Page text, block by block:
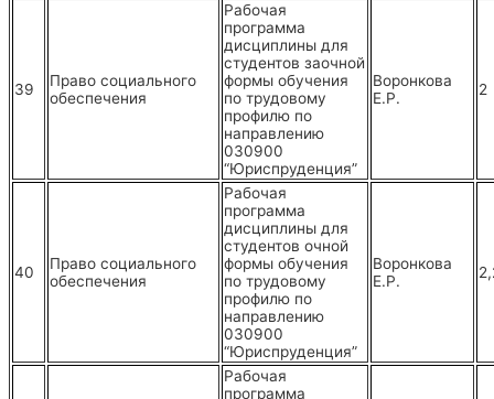
39
Право социального
обеспечения
Рабочая
программа
дисциплины для
студентов заочной
формы обучения
по трудовому
профилю по
направлению
030900
“Юриспруденция”
Воронкова
Е.Р.
2
40
Право социального
обеспечения
Рабочая
программа
дисциплины для
студентов очной
формы обучения
по трудовому
профилю по
направлению
030900
“Юриспруденция”
Воронкова
Е.Р.
Рабочая
программа